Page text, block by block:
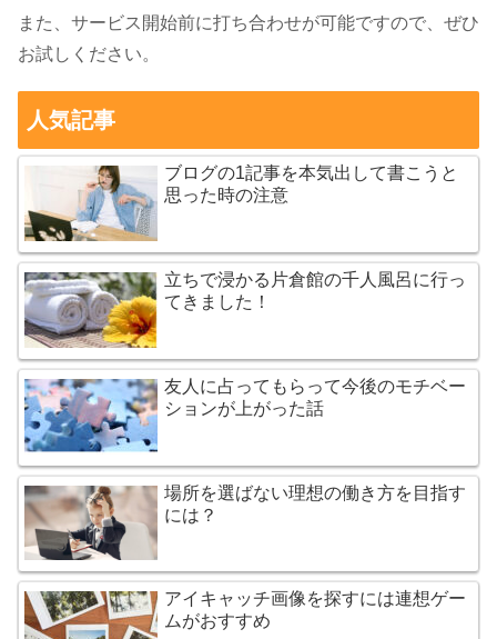
また、サービス開始前に打ち合わせが可能ですので、ぜひ
お試しください。
人気記事
ブログの1記事を本気出して書こうと
思った時の注意
立ちで浸かる片倉館の千人風呂に行っ
てきました！
友人に占ってもらって今後のモチベー
ションが上がった話
場所を選ばない理想の働き方を目指す
には？
アイキャッチ画像を探すには連想ゲー
ムがおすすめ